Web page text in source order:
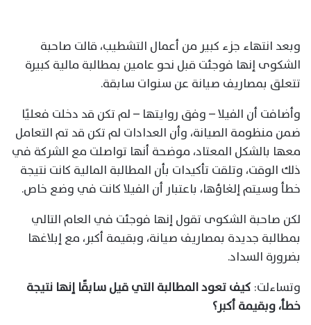
وبعد انتهاء جزء كبير من أعمال التشطيب، قالت صاحبة
الشكوى إنها فوجئت قبل نحو عامين بمطالبة مالية كبيرة
تتعلق بمصاريف صيانة عن سنوات سابقة.
وأضافت أن الفيلا – وفق روايتها – لم تكن قد دخلت فعليًا
ضمن منظومة الصيانة، وأن العدادات لم تكن قد تم التعامل
معها بالشكل المعتاد، موضحة أنها تواصلت مع الشركة في
ذلك الوقت، وتلقت تأكيدات بأن المطالبة المالية كانت نتيجة
خطأ وسيتم إلغاؤها، باعتبار أن الفيلا كانت في وضع خاص.
لكن صاحبة الشكوى تقول إنها فوجئت في العام التالي
بمطالبة جديدة بمصاريف صيانة، وبقيمة أكبر، مع إبلاغها
بضرورة السداد.
وتساءلت: كيف تعود المطالبة التي قيل سابقًا إنها نتيجة
خطأ، وبقيمة أكبر؟